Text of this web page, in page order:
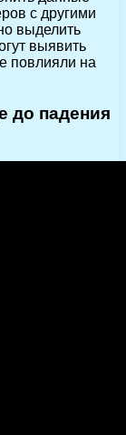
с другими
выделить
выявить
повлияли на
до падения